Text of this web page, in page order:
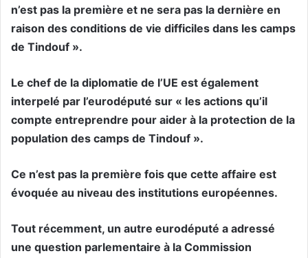
n’est pas la première et ne sera pas la dernière en
raison des conditions de vie difficiles dans les camps
de Tindouf ».
Le chef de la diplomatie de l’UE est également
interpelé par l’eurodéputé sur « les actions qu’il
compte entreprendre pour aider à la protection de la
population des camps de Tindouf ».
Ce n’est pas la première fois que cette affaire est
évoquée au niveau des institutions européennes.
Tout récemment, un autre eurodéputé a adressé
une question parlementaire à la Commission